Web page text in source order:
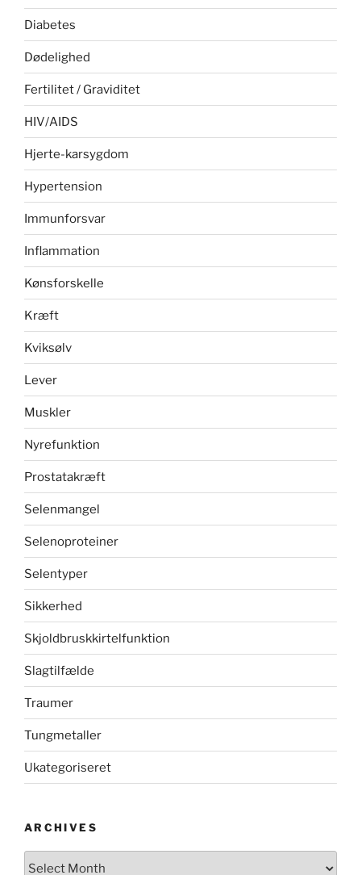
Diabetes
Dødelighed
Fertilitet / Graviditet
HIV/AIDS
Hjerte-karsygdom
Hypertension
Immunforsvar
Inflammation
Kønsforskelle
Kræft
Kviksølv
Lever
Muskler
Nyrefunktion
Prostatakræft
Selenmangel
Selenoproteiner
Selentyper
Sikkerhed
Skjoldbruskkirtelfunktion
Slagtilfælde
Traumer
Tungmetaller
Ukategoriseret
ARCHIVES
Archives